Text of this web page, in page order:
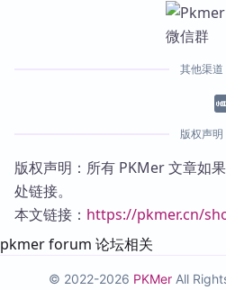
其他渠道
版权声明
版权声明：所有 PKMer 文章如
处链接。
本文链接： https://pkmer.cn/
pkmer forum 论坛相关
© 2022-2026 PKMer All